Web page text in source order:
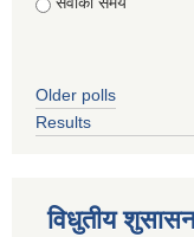
Older polls
Results
विधुतीय